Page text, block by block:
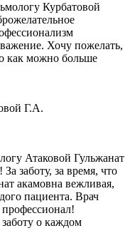
Курбатовой
Хочу пожелать,
как можно больше
Г.А.
Атаковой Гульжанат
заботу, за время, что
акамовна вежливая,
пациента. Врач
о каждом